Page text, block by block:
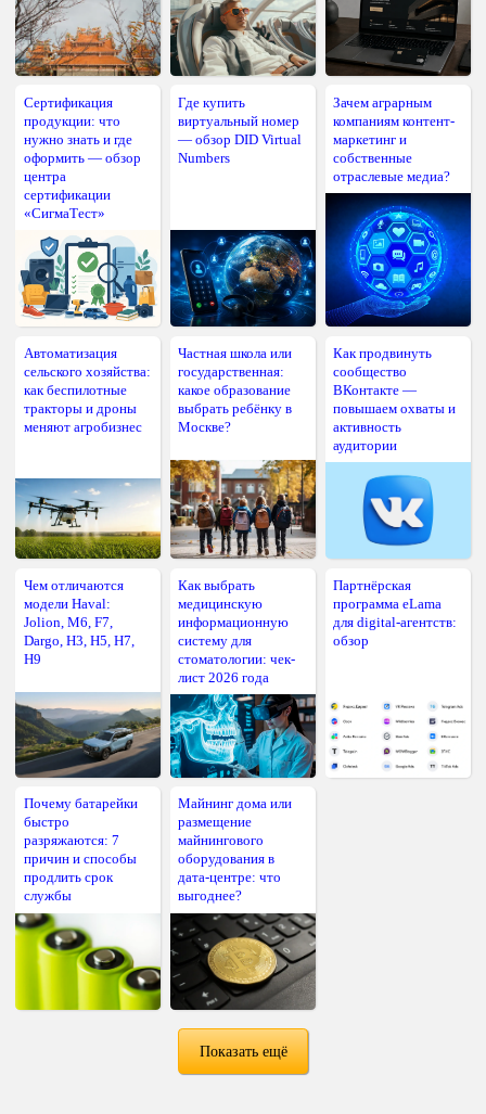
Сертификация
продукции: что
нужно знать и где
оформить — обзор
центра
сертификации
«СигмаТест»
Где купить
виртуальный номер
— обзор DID Virtual
Numbers
Зачем аграрным
компаниям контент-
маркетинг и
собственные
отраслевые медиа?
Автоматизация
сельского хозяйства:
как беспилотные
тракторы и дроны
меняют агробизнес
Частная школа или
государственная:
какое образование
выбрать ребёнку в
Москве?
Как продвинуть
сообщество
ВКонтакте —
повышаем охваты и
активность
аудитории
Чем отличаются
модели Haval:
Jolion, M6, F7,
Dargo, H3, H5, H7,
H9
Как выбрать
медицинскую
информационную
систему для
стоматологии: чек-
лист 2026 года
Партнёрская
программа eLama
для digital-агентств:
обзор
Почему батарейки
быстро
разряжаются: 7
причин и способы
продлить срок
службы
Майнинг дома или
размещение
майнингового
оборудования в
дата-центре: что
выгоднее?
Показать ещё